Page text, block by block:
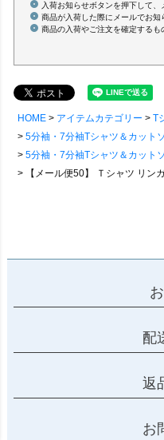
入荷お知らせボタンを押下して、
商品が入荷した際にメールでお知
商品の入荷やご注文を確定するも
HOME アイテムカテゴリー
T
5分袖・7分袖Tシャツ＆カット
5分袖・7分袖Tシャツ＆カット
【メール便50】 Ｔシャツ リンガーＴシャツ 5分袖 クルーネック 配色 テンセ
配
返
お